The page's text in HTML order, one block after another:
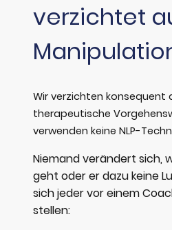
verzichtet
Wir verzichten
therapeutische
verwenden keine NLP-
Niemand verändert sich,
geht oder er dazu keine
sich jeder vor einem
stellen: